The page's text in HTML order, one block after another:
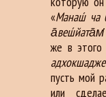
«Манаш́ ча
а̄веш́йата̄м̇
же в этого
пусть мой
или